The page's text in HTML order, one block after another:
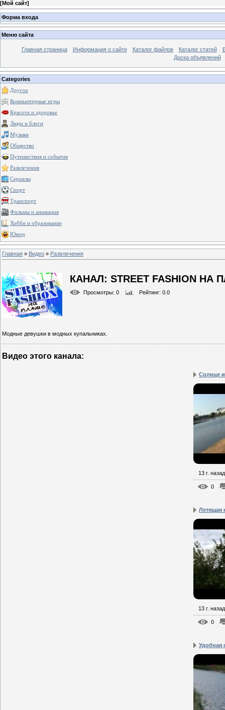
[Мой сайт]
Форма входа
Меню сайта
Главная страница Информация о сайте Каталог файлов Каталог статей
Доска объявлений
Categories
Другое
Компьютерные игры
Красота и здоровье
Люди и блоги
Музыка
Общество
Путешествия и события
Развлечения
Сериалы
Спорт
Транспорт
Фильмы и анимация
Хобби и образование
Юмор
Главная » Видео » Развлечения
КАНАЛ: STREET FASHION НА
Просмотры: 0 Рейтинг: 0.0
Модные девушки в модных купальниках.
Видео этого канала:
Солнце
13 г. назад
0
Летящая
13 г. назад
0
Удобная